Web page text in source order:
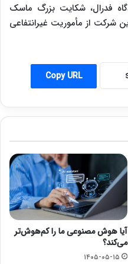
فدرال، شکایت بزرگ ماسک
شرکت از مأموریت غیرانتفاعی
Copy URL
آیا هوش مصنوعی ما را کم‌هوش‌تر
می‌کند؟
۱۴۰۵-۰۵-۱۵